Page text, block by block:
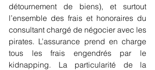
détournement de biens), et surtout
l’ensemble des frais et honoraires du
consultant chargé de négocier avec les
pirates. L’assurance prend en charge
tous les frais engendrés par le
kidnapping. La particularité de la